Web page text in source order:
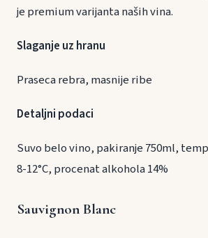
je premium varijanta naših vina.
Slaganje uz hranu
Praseca rebra, masnije ribe
Detaljni podaci
Suvo belo vino, pakiranje 750ml,
8-12°C, procenat alkohola 14%
Sauvignon Blanc